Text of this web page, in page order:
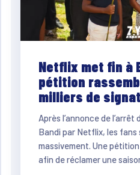
Netflix met fin à
pétition
milliers de
Après l’annonce de
Bandi par Netflix, les fans
massivement. Une
afin de réclamer une